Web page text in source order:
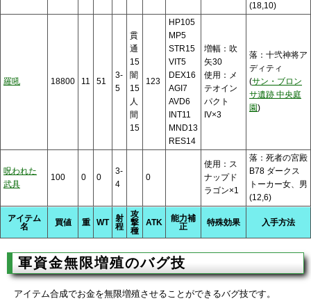
アイテム
名
買値 重 WT
射
程
攻
撃
種
ATK
能力補
正
特殊効果 入手方法
(18,10)
羅吼 18800 11 51
3-
5
貫
通
15
闇
15
人
間
15
123
HP105
MP5
STR15
VIT5
DEX16
AGI7
AVD6
INT11
MND13
RES14
増幅：吹
矢30
使用：メ
テオイン
パクト
IV×3
落：十弐神将ア
ディティ
(サン・ブロン
サ遺跡 中央庭
園)
呪われた
武具
100 0 0
3-
4
0
使用：ス
ナップド
ラゴン×1
落：死者の宮殿
B78 ダークス
トーカー女、男
(12,6)
軍資金無限増殖のバグ技
アイテム合成でお金を無限増殖させることができるバグ技です。